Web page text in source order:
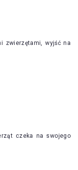
zwierzętami, wyjść na
czeka na swojego